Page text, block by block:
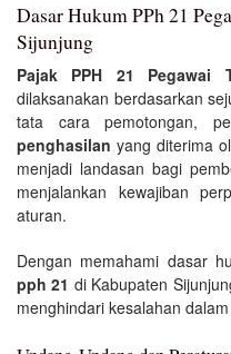
Dasar Hukum PPh 21
Sijunjung
Pajak PPH 21 Pegawai
dilaksanakan berdasarkan
tata cara pemotongan,
penghasilan yang diterima
menjadi landasan bagi
menjalankan kewajiban
aturan.
Dengan memahami dasar
pph 21 di Kabupaten
menghindari kesalahan